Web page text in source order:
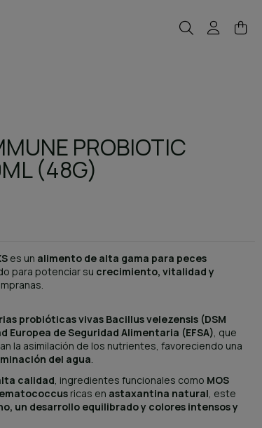
PROBIOTIC
(48G)
es un alimento de alta gama para peces
para potenciar su crecimiento, vitalidad y
probióticas vivas Bacillus velezensis (DSM
Europea de Seguridad Alimentaria (EFSA), que
la asimilación de los nutrientes, favoreciendo una
del agua.
calidad, ingredientes funcionales como MOS
ricas en astaxantina natural, este
un desarrollo equilibrado y colores intensos y